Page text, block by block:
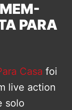
PARA
Casa foi
live action
solo